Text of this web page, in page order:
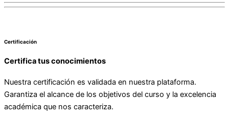
Certificación
Certifica tus conocimientos
Nuestra certificación es validada en nuestra plataforma.
Garantiza el alcance de los objetivos del curso y la excelencia
académica que nos caracteriza.